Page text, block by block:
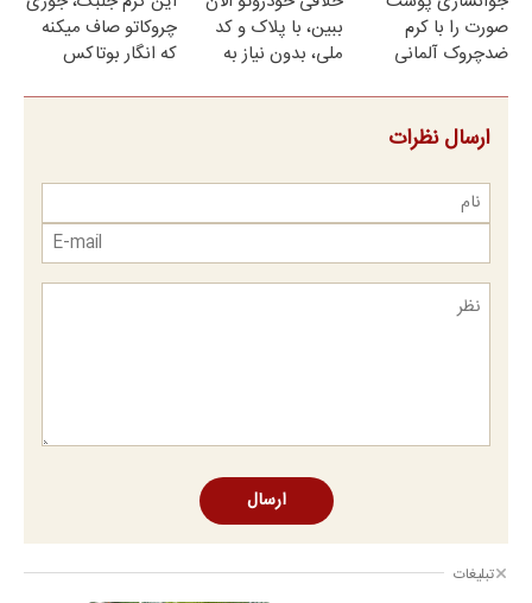
صورت را با کرم
ضدچروک آلمانی
ببین، با پلاک و کد
ملی، بدون نیاز به
چروکاتو صاف میکنه
که انگار بوتاکس
ارسال نظرات
ارسال
تبلیغات